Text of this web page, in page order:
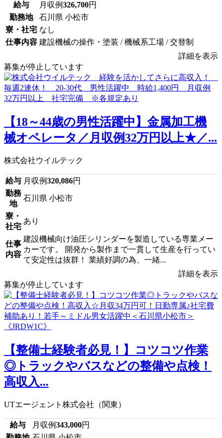
給与 月収例326,700円
勤務地
石川県 小松市
寮・社宅 なし
仕事内容 建設機械の操作・塗装 / 機械系工場 / 交替制
詳細を表示
募集が停止しています
【18～44歳の男性活躍中】金属加工機
械オペレータ／月収例32万円以上★／...
株式会社ウイルテック
給与 月収例320,086円
勤務
地
石川県 小松市
寮・
社宅
あり
仕事
内容
建設機械向け油圧シリンダーを製造している専業メー
カーです。 開発から製作まで一貫して生産を行ってい
て安定性は抜群！ 業績好調の為、一緒...
詳細を表示
募集が停止しています
【整備士経験者必見！】コツコツ作業
◎トラックやバスなどの整備や点検！
高収入...
UTエージェント株式会社（関東）
給与 月収例343,000円